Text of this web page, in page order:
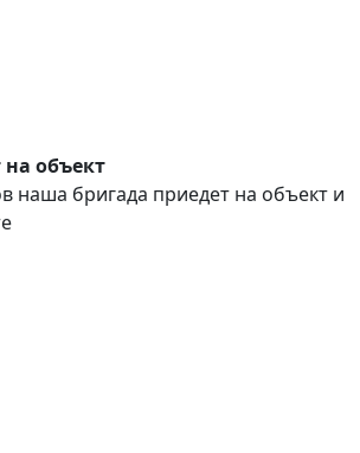
объект
наша бригада приедет на объект и